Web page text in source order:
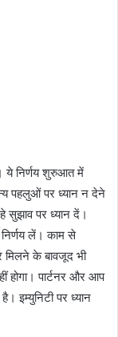
ये निर्णय शुरुआत में
पहलुओं पर ध्यान न देने
सुझाव पर ध्यान दें।
लें। काम से
मिलने के बावजूद भी
होगा। पार्टनर और आप
इम्युनिटी पर ध्यान